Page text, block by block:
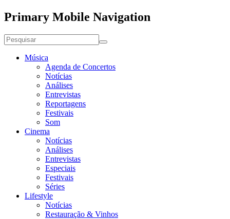
Primary Mobile Navigation
Música
Agenda de Concertos
Notícias
Análises
Entrevistas
Reportagens
Festivais
Som
Cinema
Notícias
Análises
Entrevistas
Especiais
Festivais
Séries
Lifestyle
Notícias
Restauração & Vinhos